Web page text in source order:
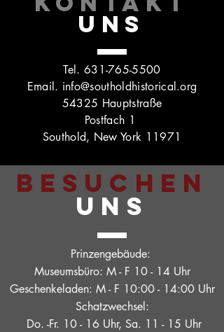
UNS
Tel. 631-765-5500
Email. info@southoldhistorical.org
54325 Hauptstraße
Postfach 1
Southold, New York 11971
BESUCHEN
UNS
Prinzengebäude:
Museumsbüro: M - F 10 - 14 Uhr
Geschenkeladen: M - F 10:00 - 14:00 Uhr
Schatzwechsel:
Do. -Fr. 10 - 16 Uhr, Sa. 11 - 15 Uhr